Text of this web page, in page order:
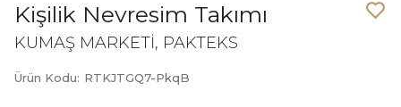
Kişilik Nevresim Takımı
KUMAŞ MARKETİ, PAKTEKS
Ürün Kodu: RTKJTGQ7-PkqB